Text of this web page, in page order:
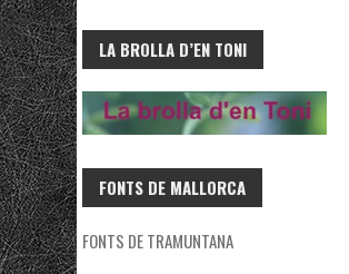
LA BROLLA D’EN TONI
FONTS DE MALLORCA
FONTS DE TRAMUNTANA